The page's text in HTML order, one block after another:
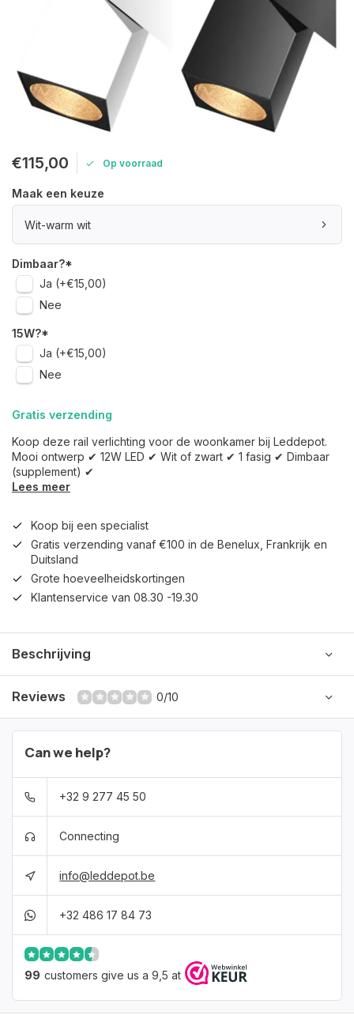
€115,00 Op voorraad
Maak een keuze
Wit-warm wit
Dimbaar?*
Ja (+€15,00)
Nee
15W?*
Ja (+€15,00)
Nee
Gratis verzending
Koop deze rail verlichting voor de woonkamer bij Leddepot.
Mooi ontwerp ✔ 12W LED ✔ Wit of zwart ✔ 1 fasig ✔ Dimbaar
(supplement) ✔
Lees meer
Koop bij een specialist
Gratis verzending vanaf €100 in de Benelux, Frankrijk en
Duitsland
Grote hoeveelheidskortingen
Klantenservice van 08.30 -19.30
Beschrijving
Reviews 0/10
Can we help?
+32 9 277 45 50
Connecting
info@leddepot.be
+32 486 17 84 73
99 customers give us a 9,5 at